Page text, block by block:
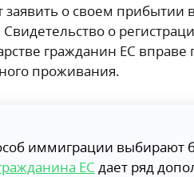
о своем прибытии
о
гражданин ЕС
проживания.
иммиграции выбирают
ЕС дает ряд